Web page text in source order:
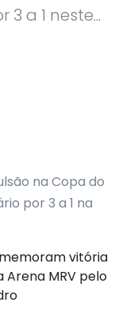
a 1 neste...
na Copa do
por 3 a 1 na
vitória
Arena MRV pelo